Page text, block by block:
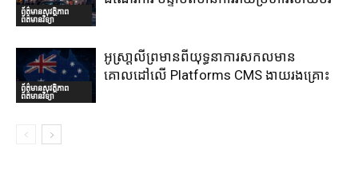
ព័ត៌មានសុវត្ថិភាព
ព័ត៌មានវិទ្យា
ព័ត៌មានសុវត្ថិភាព
ព័ត៌មានវិទ្យា
អូស្រា្តលីព្រមានពីយុទ្ធនាការសកលមាន
គោលដៅលើ Platforms CMS ងាយរងគ្រោះ